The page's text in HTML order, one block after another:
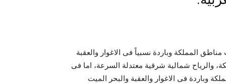
المملكة وباردة نسبياً فى الاغوار والعقبة
والرياح شمالية شرقية معتدلة السرعة، اما فى
وباردة فى الاغوار والعقبة والبحر الميت